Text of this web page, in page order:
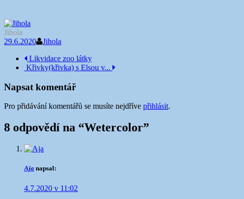
Jihola
29.6.2020
Jihola
Navigace
příspěvku
Likvidace zoo látky
Křivky(křivka) s Elsou v...
Napsat komentář
Pro přidávání komentářů se musíte nejdříve přihlásit.
8 odpovědí na “Wetercolor”
Aja napsal:
4.7.2020 v 11:02